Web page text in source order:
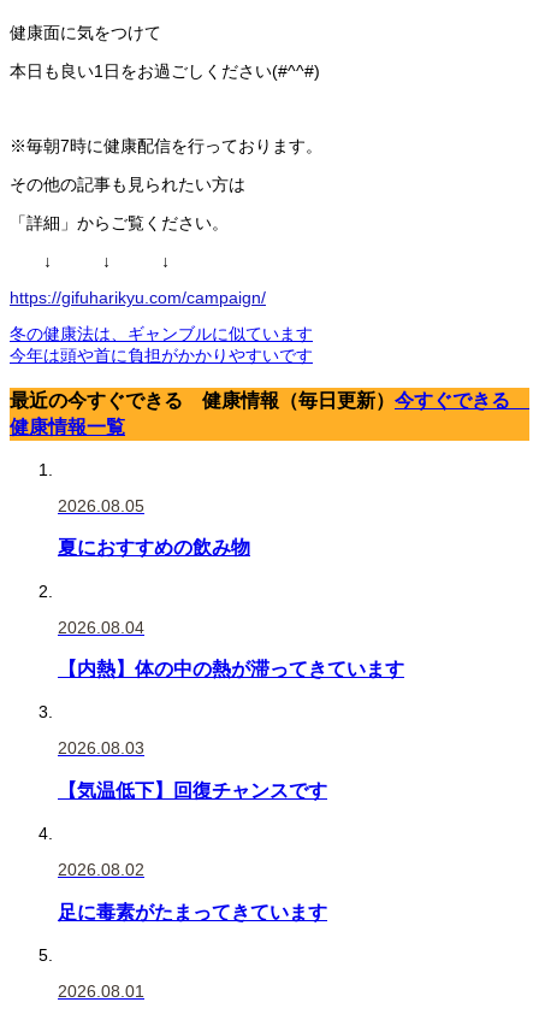
健康面に気をつけて
本日も良い1日をお過ごしください(#^^#)
※毎朝7時に健康配信を行っております。
その他の記事も見られたい方は
「詳細」からご覧ください。
↓ ↓ ↓
https://gifuharikyu.com/campaign/
冬の健康法は、ギャンブルに似ています
今年は頭や首に負担がかかりやすいです
最近の今すぐできる 健康情報（毎日更新） 今すぐできる
健康情報一覧
2026.08.05
夏におすすめの飲み物
2026.08.04
【内熱】体の中の熱が滞ってきています
2026.08.03
【気温低下】回復チャンスです
2026.08.02
足に毒素がたまってきています
2026.08.01